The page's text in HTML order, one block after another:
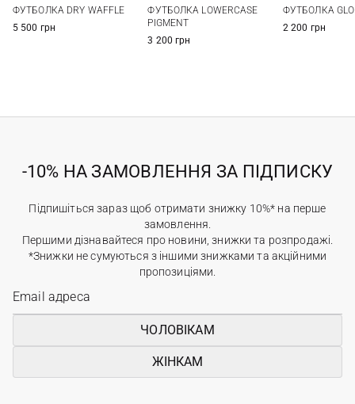
ФУТБОЛКА DRY WAFFLE
5 500 грн
XL
XXL
ФУТБОЛКА LOWERCASE
PIGMENT
3 200 грн
ФУТБОЛКА
2 200 грн
-10% НА ЗАМОВЛЕННЯ ЗА ПІДПИСКУ
Підпишіться зараз щоб отримати знижку 10%* на перше
замовлення.
Першими дізнавайтеся про новини, знижки та розпродажі.
*Знижки не сумуються з іншими знижками та акційними
пропозиціями.
ЧОЛОВІКАМ
ЖІНКАМ